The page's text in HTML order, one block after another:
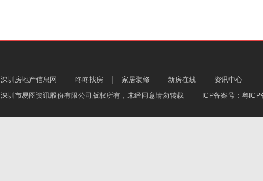
深圳房地产信息网 咚咚找房 家居装修 新房在线
资讯中心
深圳市易图资讯股份有限公司 版权所有，未经同意请勿转载 ICP备案号： 粤ICP